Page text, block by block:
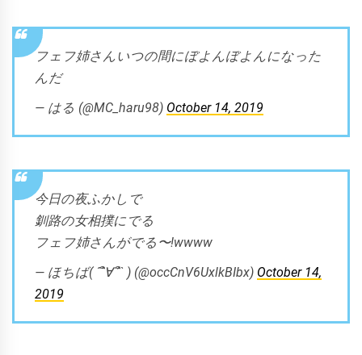
フェフ姉さんいつの間にぼよんぼよんになった
んだ
— はる (@MC_haru98) October 14, 2019
今日の夜ふかしで
釧路の女相撲にでる
フェフ姉さんがでる〜!wwww
— ほちば( ´´ิ∀´ิ` ) (@occCnV6UxlkBIbx) October 14,
2019